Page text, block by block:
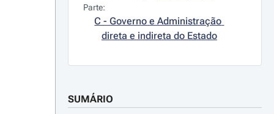
Parte:
C - Governo e Administração
direta e indireta do Estado
SUMÁRIO